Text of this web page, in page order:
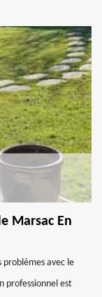
Marsac En
avec le
professionnel est